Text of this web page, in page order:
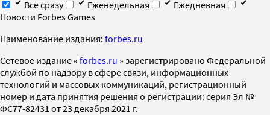
Все сразу
Еженедельная
Ежедневная
Новости Forbes Games
Наименование издания: forbes.ru
Cетевое издание « forbes.ru » зарегистрировано Федеральной
службой по надзору в сфере связи, информационных
технологий и массовых коммуникаций, регистрационный
номер и дата принятия решения о регистрации: серия Эл №
ФС77-82431 от 23 декабря 2021 г.